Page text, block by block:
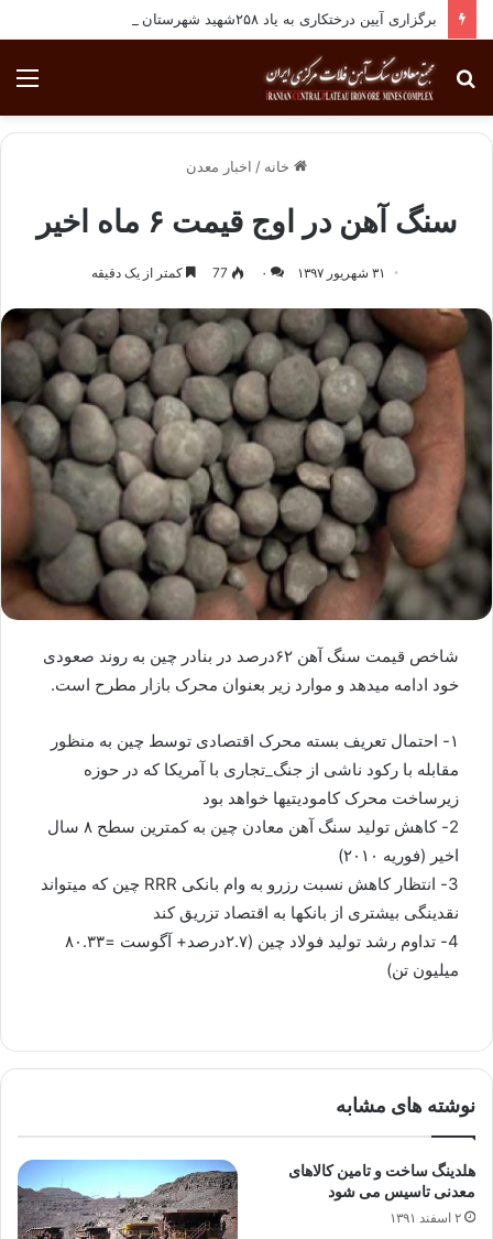
برگزاری آیین درختکاری به یاد ۲۵۸شهید شهرستان بافق
جستجو
برای
خانه / اخبار معدن
سنگ آهن در اوج قیمت ۶ ماه اخیر
۳۱ شهریور ۱۳۹۷ ۰ 77 کمتر از یک دقیقه
شاخص قیمت سنگ آهن ۶۲درصد در بنادر چین به روند صعودی
خود ادامه میدهد و موارد زیر بعنوان محرک بازار مطرح است.
۱- احتمال تعریف بسته محرک اقتصادی توسط چین به منظور
مقابله با رکود ناشی از جنگ_تجاری با آمریکا که در حوزه
زیرساخت محرک کامودیتیها خواهد بود
2- کاهش تولید سنگ آهن معادن چین به کمترین سطح ۸ سال
اخیر (فوریه ۲۰۱۰)
3- انتظار کاهش نسبت رزرو به وام بانکی RRR چین که میتواند
نقدینگی بیشتری از بانکها به اقتصاد تزریق کند
4- تداوم رشد تولید فولاد چین (۲.۷درصد+ آگوست =۸۰.۳۳
میلیون تن)
نوشته های مشابه
هلدینگ ساخت و تامین کالاهای
معدنی تاسیس می شود
۲ اسفند ۱۳۹۱